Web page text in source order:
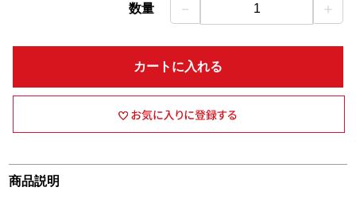
数量 － 1 ＋
カートに入れる
商品説明